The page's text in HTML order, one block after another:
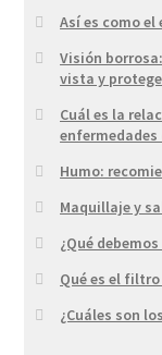
Así es como
Visión
vista y
Cuál es la
Humo:
Maquillaje y
¿Qué
Qué es el
¿Cuáles son